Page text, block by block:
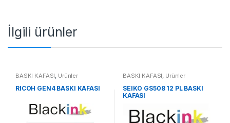
İlgili ürünler
BASKI KAFASI Ürünler
RICOH GEN4 BASKI KAFASI
BASKI KAFASI Ürünler
SEIKO GS508 12 PL BASKI
KAFASI